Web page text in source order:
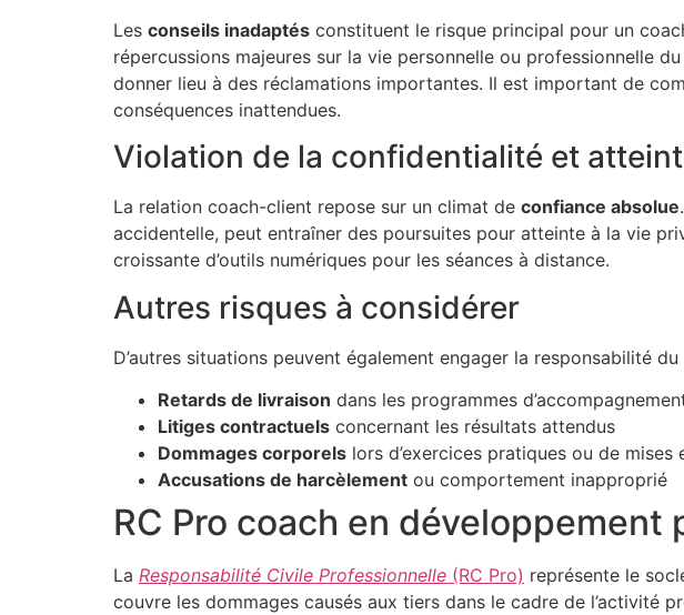
Les conseils inadaptés constituent le risque principal pour un
répercussions majeures sur la vie personnelle ou professionnelle
donner lieu à des réclamations importantes. Il est important de
conséquences inattendues.
Violation de la confidentialité et
La relation coach-client repose sur un climat de confiance absolue
accidentelle, peut entraîner des poursuites pour atteinte à la vie
croissante d’outils numériques pour les séances à distance.
Autres risques à considérer
D’autres situations peuvent également engager la responsabilité du
Retards de livraison dans les programmes
Litiges contractuels concernant les résultats attendus
Dommages corporels lors d’exercices pratiques ou de mises
Accusations de harcèlement ou comportement inapproprié
RC Pro coach en développement
La Responsabilité Civile Professionnelle (RC Pro) représente le
couvre les dommages causés aux tiers dans le cadre de l’activité